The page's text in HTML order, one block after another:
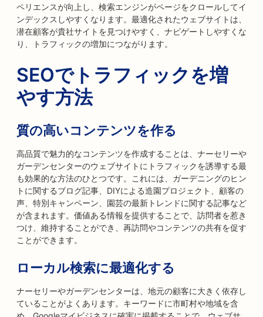
ペリエンスが向上し、検索エンジンがページをクロールしてイ
ンデックスしやすくなります。最適化されたウェブサイトは、
潜在顧客が貴社サイトを見つけやすく、ナビゲートしやすくな
り、トラフィックの増加につながります。
SEOでトラフィックを増
やす方法
質の高いコンテンツを作る
高品質で魅力的なコンテンツを作成することは、ナーセリーや
ガーデンセンターのウェブサイトにトラフィックを誘導する最
も効果的な方法のひとつです。これには、ガーデニングのヒン
トに関するブログ記事、DIYによる造園プロジェクト、顧客の
声、特別キャンペーン、園芸の最新トレンドに関する記事など
が含まれます。価値ある情報を提供することで、訪問者を惹き
つけ、維持することができ、再訪問やコンテンツの共有を促す
ことができます。
ローカル検索に最適化する
ナーセリーやガーデンセンターは、地元の顧客に大きく依存し
ていることがよくあります。キーワードに市町村や地域を含